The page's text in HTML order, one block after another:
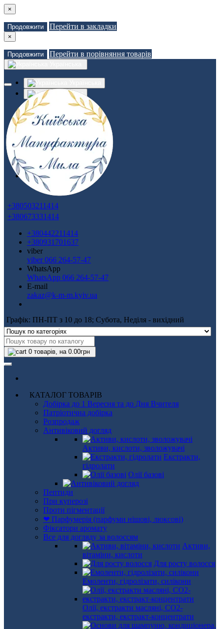
×
Продовжити Перейти в закладки
×
Продовжити Перейти в порівняння товарів
Russian
Закладки (0)
Порівняння товарів (0)
Зв'язатися з нами
Авторизація
Реєстрація
+380503211414
+380673331414
+380442211414
+380931701637
viber
viber 066 264-57-47
WhatsApp
WhatsApp 066 264-57-47
E-mail
zakaz@k-m-m.kyiv.ua
Графік: ПН-ПТ з 10 до 18; Субота, Неділя - вихідний
0 товарів, на 0.00грн
КАТАЛОГ ТОВАРІВ
Добірка до 1 Вересня та до Дня Вчителя
Патріотична добірка
Розпродаж
Антивіковий догляд
Активи, кислоти, зволожувачі
Екстракти,
гідролати
Олії базові
Пептиди
При куперозі
Проти пігментації
❤ Парфумерія (парфуми нішові, люксові)
Фіксатори аромату
Все для догляду за волоссям
Активи,
вітаміни, кислоти
Для росту волосся
Емоленти, гідролізати, силікони
Олії, екстракти масляні, СО2-
екстракти, екстракт-концентрати